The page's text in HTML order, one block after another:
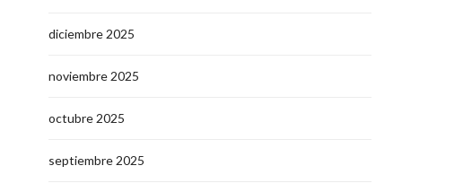
diciembre 2025
noviembre 2025
octubre 2025
septiembre 2025